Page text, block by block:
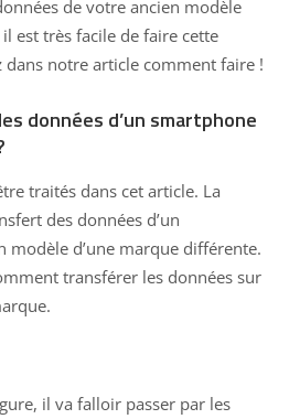
de votre ancien modèle
est très facile de faire cette
notre article comment faire !
données d’un smartphone
traités dans cet article. La
des données d’un
modèle d’une marque différente.
transférer les données sur
il va falloir passer par les